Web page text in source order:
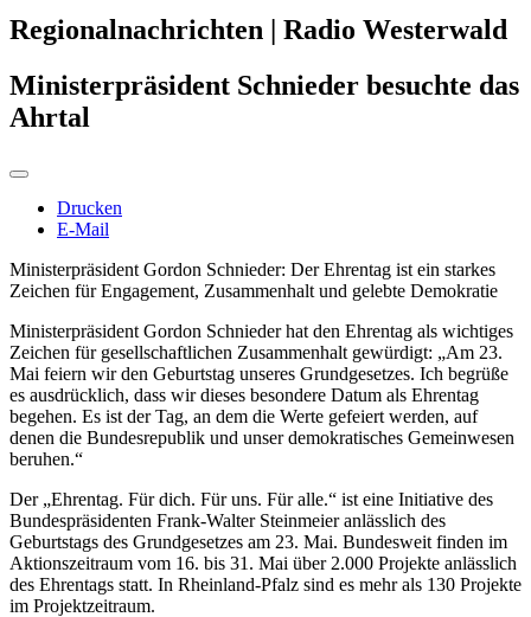
Regionalnachrichten | Radio Westerwald
Ministerpräsident Schnieder besuchte das
Ahrtal
Drucken
E-Mail
Ministerpräsident Gordon Schnieder: Der Ehrentag ist ein starkes
Zeichen für Engagement, Zusammenhalt und gelebte Demokratie
Ministerpräsident Gordon Schnieder hat den Ehrentag als wichtiges
Zeichen für gesellschaftlichen Zusammenhalt gewürdigt: „Am 23.
Mai feiern wir den Geburtstag unseres Grundgesetzes. Ich begrüße
es ausdrücklich, dass wir dieses besondere Datum als Ehrentag
begehen. Es ist der Tag, an dem die Werte gefeiert werden, auf
denen die Bundesrepublik und unser demokratisches Gemeinwesen
beruhen.“
Der „Ehrentag. Für dich. Für uns. Für alle.“ ist eine Initiative des
Bundespräsidenten Frank-Walter Steinmeier anlässlich des
Geburtstags des Grundgesetzes am 23. Mai. Bundesweit finden im
Aktionszeitraum vom 16. bis 31. Mai über 2.000 Projekte anlässlich
des Ehrentags statt. In Rheinland-Pfalz sind es mehr als 130 Projekte
im Projektzeitraum.